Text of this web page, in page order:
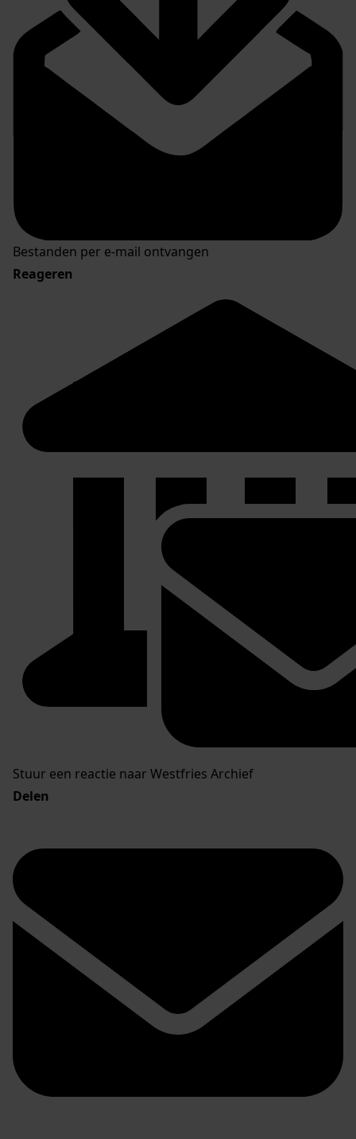
Bestanden per e-mail ontvangen
Reageren
Stuur een reactie naar Westfries Archief
Delen